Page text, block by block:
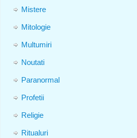
Mistere
Mitologie
Multumiri
Noutati
Paranormal
Profetii
Religie
Ritualuri